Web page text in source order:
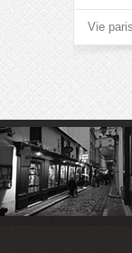
Vie